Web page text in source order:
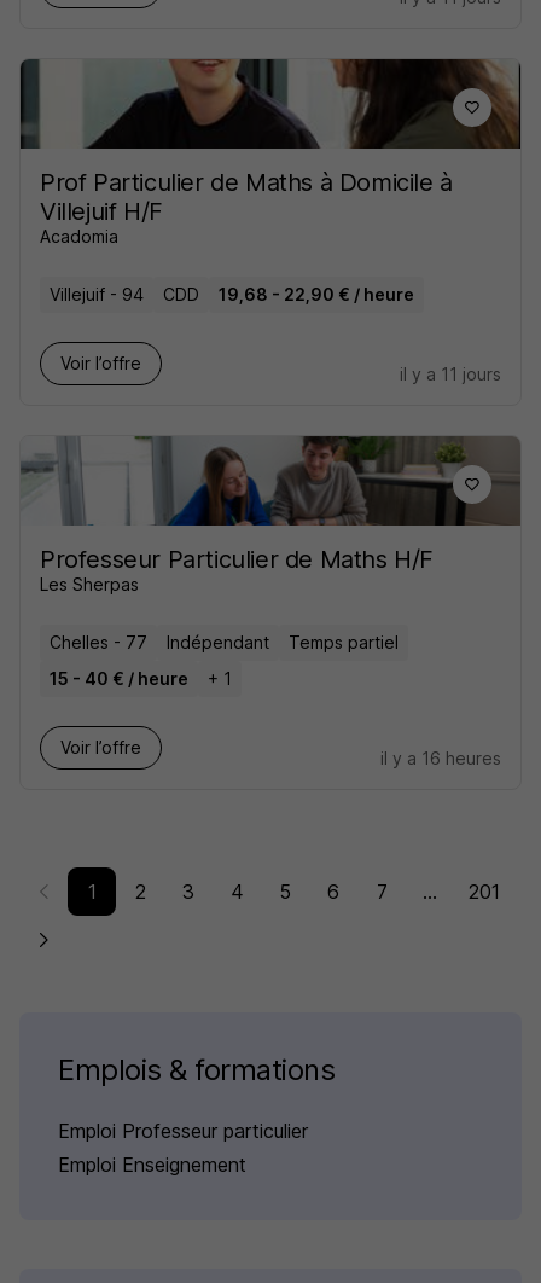
Prof Particulier de Maths à Domicile à
Villejuif H/F
Acadomia
Villejuif - 94 CDD 19,68 - 22,90 € / heure
Voir l’offre
il y a 11 jours
Professeur Particulier de Maths H/F
Les Sherpas
Chelles - 77 Indépendant
Temps partiel
15 - 40 € / heure
+ 1
Voir l’offre
il y a 16 heures
1 2 3 4 5 6 7 ... 201
Emplois & formations
Emploi Professeur particulier
Emploi Enseignement